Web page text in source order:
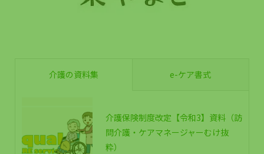
介護の資料集 e-ケア書式
介護保険制度改定【令和3】資料（訪
問介護・ケアマネージャーむけ抜
粋）